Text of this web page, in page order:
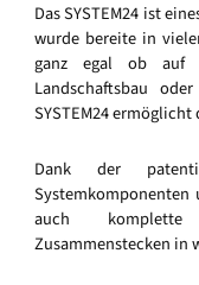
Das SYSTEM24 ist
wurde bereite in
ganz egal ob auf
Landschaftsbau
SYSTEM24
Dank der
auch
Zusammenstecken in